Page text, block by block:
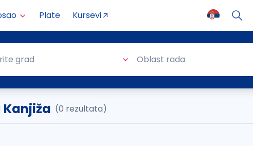
Plate Kursevi
grad Oblast rada
(0 rezultata)